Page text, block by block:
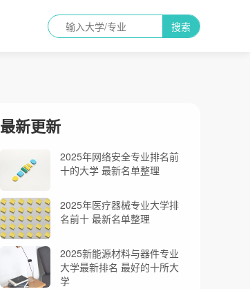
搜索
最新更新
2025年网络安全专业排名前
十的大学 最新名单整理
2025年医疗器械专业大学排
名前十 最新名单整理
2025新能源材料与器件专业
大学最新排名 最好的十所大
学